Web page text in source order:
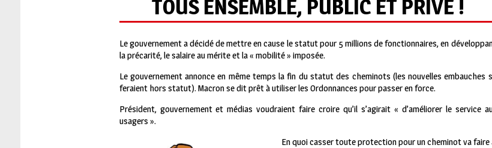
TOUS ENSEMBLE, PUBLIC ET PRIVE !
Le gouvernement a décidé de mettre en cause le statut pour 5 millions de fonctionnaires, en
la précarité, le salaire au mérite et la « mobilité » imposée.
Le gouvernement annonce en même temps la fin du statut des cheminots (les nouvelles embauches
feraient hors statut). Macron se dit prêt à utiliser les Ordonnances pour passer en force.
Président, gouvernement et médias voudraient faire croire qu’il s’agirait « d’améliorer le service
usagers ».
En quoi casser toute protection pour un cheminot va faire